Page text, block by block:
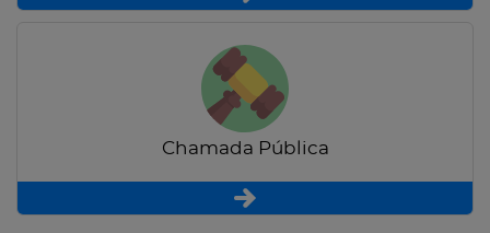
Chamada Pública